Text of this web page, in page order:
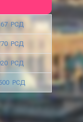
РСД
РСД
РСД
РСД